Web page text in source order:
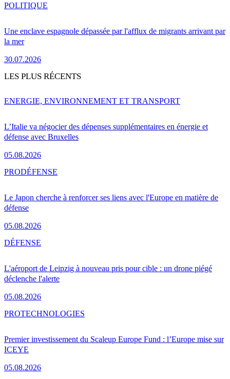
Une enclave espagnole dépassée par l'afflux de migrants arrivant par
la mer
30.07.2026
POLITIQUE
LES PLUS RÉCENTS
L’Italie va négocier des dépenses supplémentaires en énergie et
défense avec Bruxelles
05.08.2026
ENERGIE, ENVIRONNEMENT ET TRANSPORT
Le Japon cherche à renforcer ses liens avec l'Europe en matière de
défense
05.08.2026
PRODÉFENSE
L'aéroport de Leipzig à nouveau pris pour cible : un drone piégé
déclenche l'alerte
05.08.2026
DÉFENSE
Premier investissement du Scaleup Europe Fund : l’Europe mise sur
ICEYE
05.08.2026
PROTECHNOLOGIES